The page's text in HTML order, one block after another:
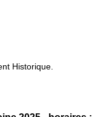
Historique.